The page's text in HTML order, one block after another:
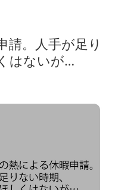
請。人手が足り
はないが…